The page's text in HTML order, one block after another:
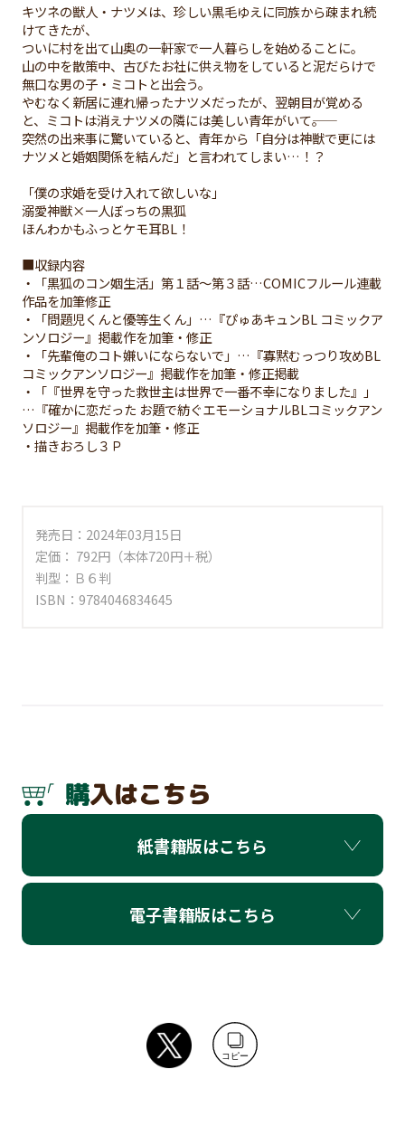
キツネの獣人・ナツメは、珍しい黒毛ゆえに同族から疎まれ続
けてきたが、
ついに村を出て山奥の一軒家で一人暮らしを始めることに。
山の中を散策中、古びたお社に供え物をしていると泥だらけで
無口な男の子・ミコトと出会う。
やむなく新居に連れ帰ったナツメだったが、翌朝目が覚める
と、ミコトは消えナツメの隣には美しい青年がいて――。
突然の出来事に驚いていると、青年から「自分は神獣で更には
ナツメと婚姻関係を結んだ」と言われてしまい…！？
「僕の求婚を受け入れて欲しいな」
溺愛神獣×一人ぼっちの黒狐
ほんわかもふっとケモ耳BL！
■収録内容
・「黒狐のコン姻生活」第１話～第３話…COMICフルール連載
作品を加筆修正
・「問題児くんと優等生くん」…『ぴゅあキュンBL コミックア
ンソロジー』掲載作を加筆・修正
・「先輩俺のコト嫌いにならないで」…『寡黙むっつり攻めBL
コミックアンソロジー』掲載作を加筆・修正掲載
・「『世界を守った救世主は世界で一番不幸になりました』」
…『確かに恋だった お題で紡ぐエモーショナルBLコミックアン
ソロジー』掲載作を加筆・修正
・描きおろし３Ｐ
発売日：2024年03月15日
定価： 792円（本体720円＋税）
判型：Ｂ６判
ISBN：9784046834645
購入はこちら
紙書籍版はこちら
電子書籍版はこちら
コピー